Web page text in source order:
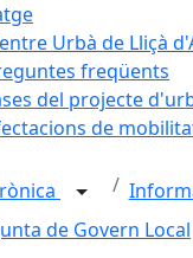
Urbà de Lliçà
freqüents
del projecte
de
de Govern Local